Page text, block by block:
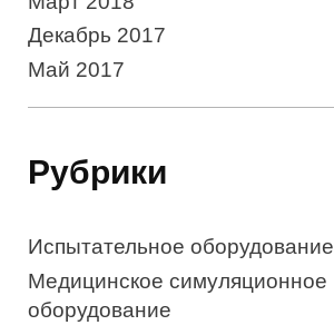
Декабрь 2017
Май 2017
Рубрики
Испытательное оборудование
Медицинское симуляционное
оборудование